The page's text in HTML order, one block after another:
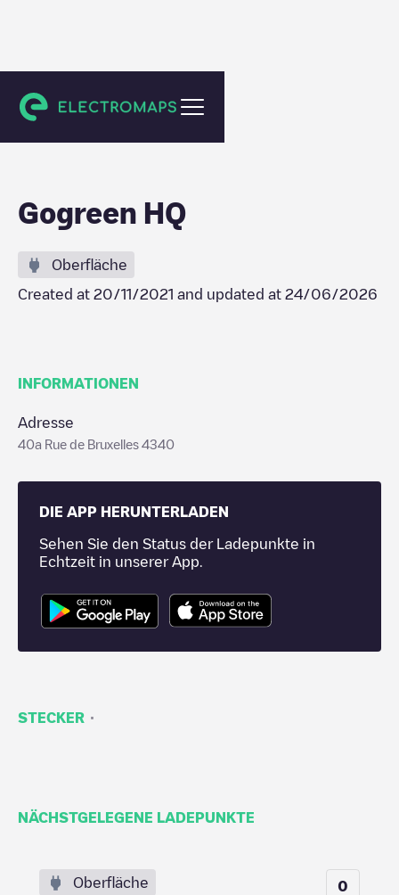
Awans
Gogreen HQ
Oberfläche
Created at 20/11/2021 and updated at 24/06/2026
INFORMATIONEN
Adresse
40a Rue de Bruxelles 4340
DIE APP HERUNTERLADEN
Sehen Sie den Status der Ladepunkte in
Echtzeit in unserer App.
STECKER ·
NÄCHSTGELEGENE LADEPUNKTE
Oberfläche 0